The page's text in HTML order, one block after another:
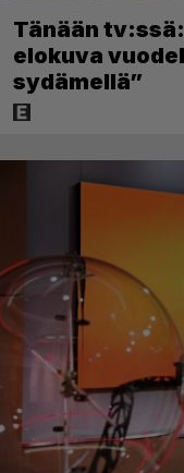
Tänään
elokuva
sydämellä”